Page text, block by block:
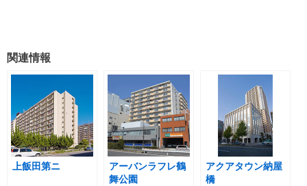
関連情報
上飯田第ニ
アーバンラフレ鶴
舞公園
アクアタウン納屋
橋